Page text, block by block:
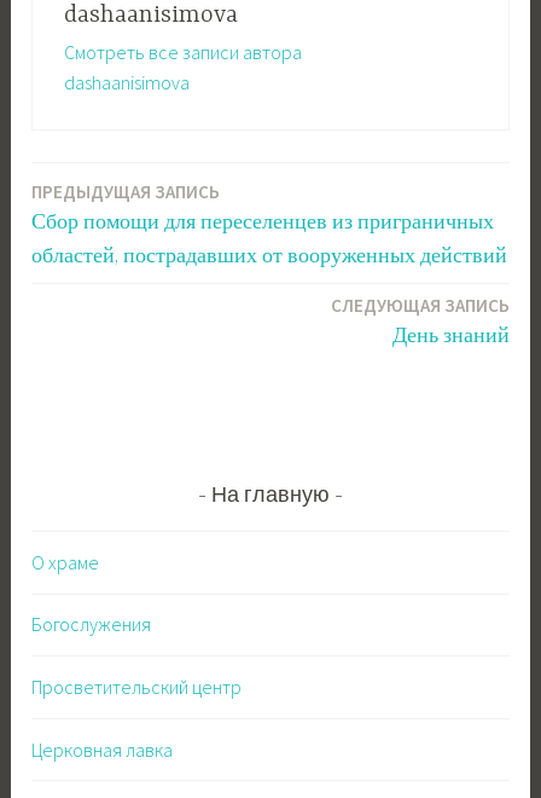
dashaanisimova
Смотреть все записи автора
dashaanisimova
Навигация
по
ПРЕДЫДУЩАЯ ЗАПИСЬ
Сбор помощи для переселенцев из приграничных
областей, пострадавших от вооруженных действий
СЛЕДУЮЩАЯ ЗАПИСЬ
День знаний
На главную
О храме
Богослужения
Просветительский центр
Церковная лавка